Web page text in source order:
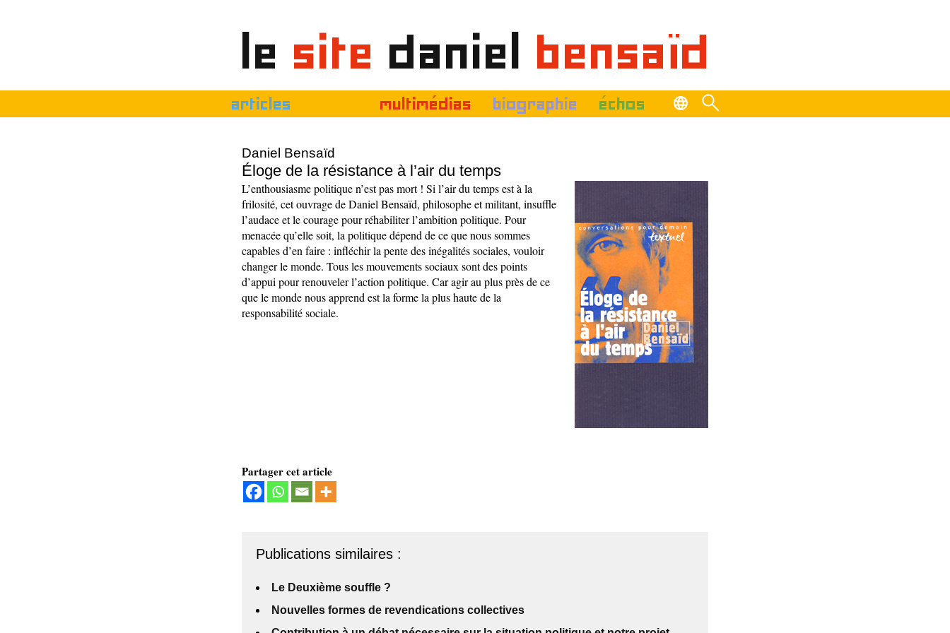
le site daniel bensaïd
articles multimédias biographie échos
Daniel Bensaïd
Éloge de la résistance à l’air du temps
L’enthousiasme politique n’est pas mort ! Si l’air du temps est à la
frilosité, cet ouvrage de Daniel Bensaïd, philosophe et militant, insuffle
l’audace et le courage pour réhabiliter l’ambition politique. Pour
menacée qu’elle soit, la politique dépend de ce que nous sommes
capables d’en faire : infléchir la pente des inégalités sociales, vouloir
changer le monde. Tous les mouvements sociaux sont des points
d’appui pour renouveler l’action politique. Car agir au plus près de ce
que le monde nous apprend est la forme la plus haute de la
responsabilité sociale.
Partager cet article
Publications similaires :
Le Deuxième souffle ?
Nouvelles formes de revendications collectives